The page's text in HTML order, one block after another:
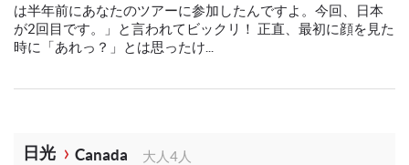
は半年前にあなたのツアーに参加したんですよ。今回、日本
が2回目です。」と言われてビックリ！ 正直、最初に顔を見た
時に「あれっ？」とは思ったけ...
日光 Canada
大人4人